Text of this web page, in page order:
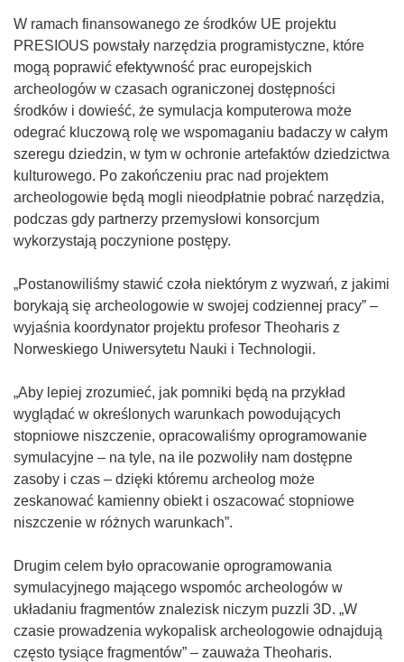
W ramach finansowanego ze środków UE projektu
PRESIOUS powstały narzędzia programistyczne, które
mogą poprawić efektywność prac europejskich
archeologów w czasach ograniczonej dostępności
środków i dowieść, że symulacja komputerowa może
odegrać kluczową rolę we wspomaganiu badaczy w całym
szeregu dziedzin, w tym w ochronie artefaktów dziedzictwa
kulturowego. Po zakończeniu prac nad projektem
archeologowie będą mogli nieodpłatnie pobrać narzędzia,
podczas gdy partnerzy przemysłowi konsorcjum
wykorzystają poczynione postępy.
„Postanowiliśmy stawić czoła niektórym z wyzwań, z jakimi
borykają się archeologowie w swojej codziennej pracy” –
wyjaśnia koordynator projektu profesor Theoharis z
Norweskiego Uniwersytetu Nauki i Technologii.
„Aby lepiej zrozumieć, jak pomniki będą na przykład
wyglądać w określonych warunkach powodujących
stopniowe niszczenie, opracowaliśmy oprogramowanie
symulacyjne – na tyle, na ile pozwoliły nam dostępne
zasoby i czas – dzięki któremu archeolog może
zeskanować kamienny obiekt i oszacować stopniowe
niszczenie w różnych warunkach”.
Drugim celem było opracowanie oprogramowania
symulacyjnego mającego wspomóc archeologów w
układaniu fragmentów znalezisk niczym puzzli 3D. „W
czasie prowadzenia wykopalisk archeologowie odnajdują
często tysiące fragmentów” – zauważa Theoharis.